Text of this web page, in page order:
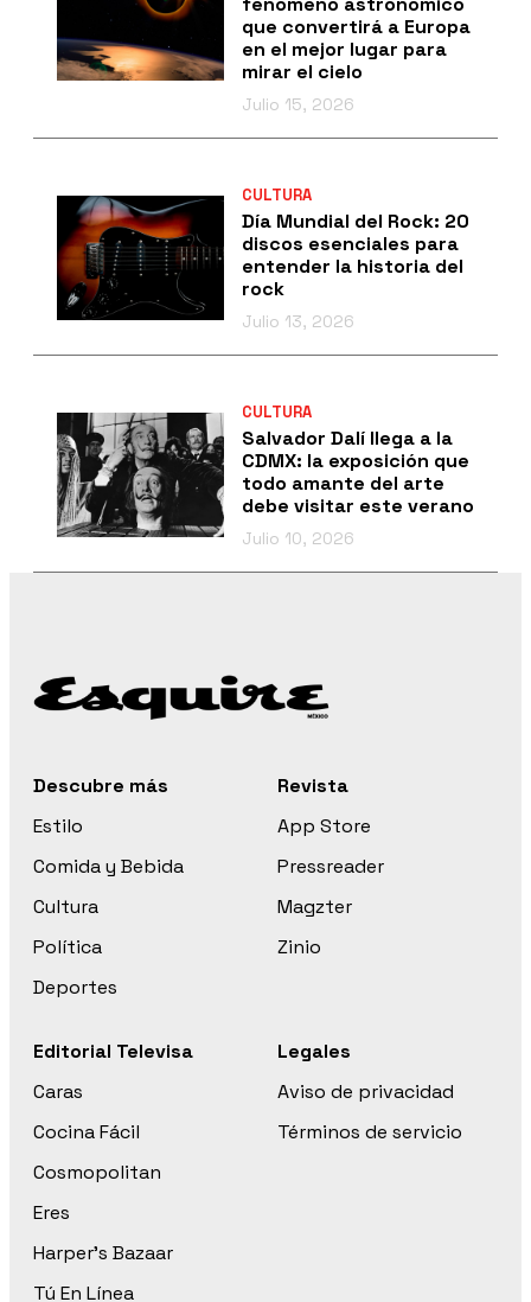
que convertirá a Europa
en el mejor lugar para
mirar el cielo
Julio 15, 2026
CULTURA
Día Mundial del Rock: 20
discos esenciales para
entender la historia del
rock
Julio 13, 2026
CULTURA
Salvador Dalí llega a la
CDMX: la exposición que
todo amante del arte
debe visitar este verano
Julio 10, 2026
Descubre más
Estilo
Comida y Bebida
Cultura
Política
Deportes
Revista
App Store
Pressreader
Magzter
Zinio
Editorial Televisa
Caras
Cocina Fácil
Cosmopolitan
Eres
Harper’s Bazaar
Tú En Línea
Legales
Aviso de privacidad
Términos de servicio